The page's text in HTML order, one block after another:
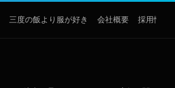
三度の飯より服が好き 会社概要 採用情報